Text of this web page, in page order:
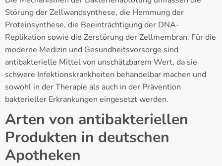
Störung der Zellwandsynthese, die Hemmung der
Proteinsynthese, die Beeinträchtigung der DNA-
Replikation sowie die Zerstörung der Zellmembran. Für die
moderne Medizin und Gesundheitsvorsorge sind
antibakterielle Mittel von unschätzbarem Wert, da sie
schwere Infektionskrankheiten behandelbar machen und
sowohl in der Therapie als auch in der Prävention
bakterieller Erkrankungen eingesetzt werden.
Arten von antibakteriellen
Produkten in deutschen
Apotheken